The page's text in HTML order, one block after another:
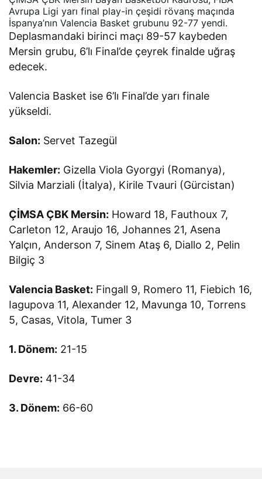
Avrupa Ligi yarı final play-in çeşidi rövanş maçında
İspanya’nın Valencia Basket grubunu 92-77 yendi.
Deplasmandaki birinci maçı 89-57 kaybeden
Mersin grubu, 6’lı Final’de çeyrek finalde uğraş
edecek.
Valencia Basket ise 6’lı Final’de yarı finale
yükseldi.
Salon: Servet Tazegül
Hakemler: Gizella Viola Gyorgyi (Romanya),
Silvia Marziali (İtalya), Kirile Tvauri (Gürcistan)
ÇİMSA ÇBK Mersin: Howard 18, Fauthoux 7,
Carleton 12, Araujo 16, Johannes 21, Asena
Yalçın, Anderson 7, Sinem Ataş 6, Diallo 2, Pelin
Bilgiç 3
Valencia Basket: Fingall 9, Romero 11, Fiebich 16,
Iagupova 11, Alexander 12, Mavunga 10, Torrens
5, Casas, Vitola, Tumer 3
1. Dönem: 21-15
Devre: 41-34
3. Dönem: 66-60